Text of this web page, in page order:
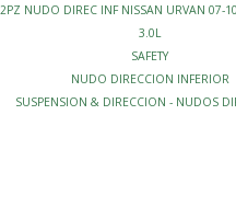
2PZ NUDO DIREC INF NISSAN URVAN 07-
3.0L
SAFETY
NUDO DIRECCION INFERIOR
SUSPENSION & DIRECCION - NUDOS